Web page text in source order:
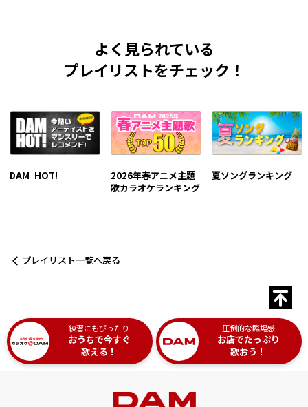
プレイリスト一覧へ戻る
よく見られている
プレイリストをチェック！
DAM HOT!
2026年春アニメ主題
歌カラオケランキング
夏ソングランキング
練習にもぴったり
おうちで今すぐ
歌える！
圧倒的な臨場感
お店でたっぷり
歌おう！